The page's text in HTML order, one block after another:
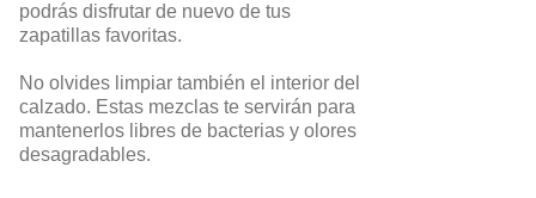
podrás disfrutar de nuevo de tus
zapatillas favoritas.
No olvides limpiar también el interior del
calzado. Estas mezclas te servirán para
mantenerlos libres de bacterias y olores
desagradables.